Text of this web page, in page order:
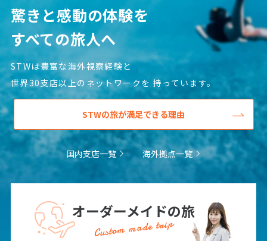
驚きと感動の体験を
すべての旅人へ
STWは豊富な海外視察経験と
世界30支店以上のネットワークを 持っています。
STWの旅が満足できる理由
国内支店一覧 海外拠点一覧
オーダーメイドの旅
Custom made trip